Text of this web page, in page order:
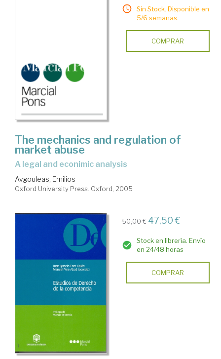
Sin Stock. Disponible en
5/6 semanas.
COMPRAR
The mechanics and regulation of
market abuse
a legal and econimic analysis
Avgouleas, Emilios
Oxford University Press. Oxford, 2005
50,00 € 47,50 €
Stock en librería. Envío
en 24/48 horas
COMPRAR